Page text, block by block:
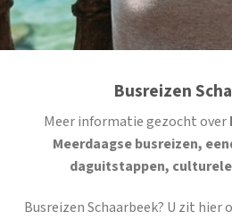
Busreizen
Meer informatie gezocht over
Meerdaagse busreizen,
daguitstappen,
Busreizen Schaarbeek? U zit hier